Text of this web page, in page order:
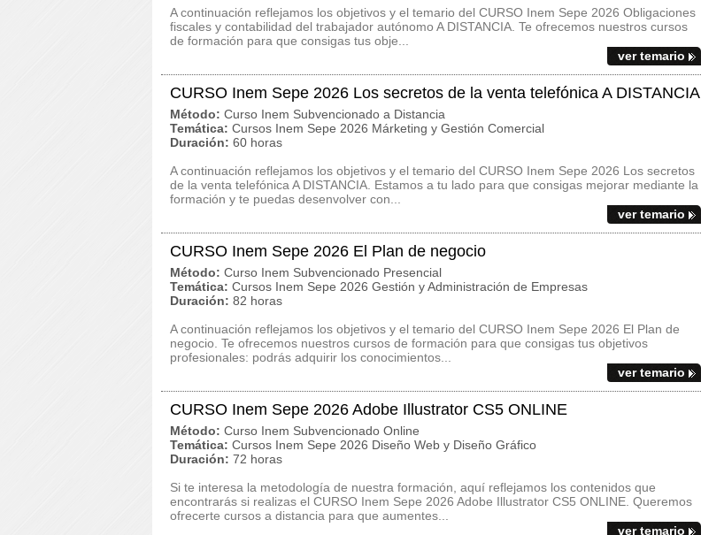
A continuación reflejamos los objetivos y el temario del CURSO Inem Sepe 2026 Obligaciones
fiscales y contabilidad del trabajador autónomo A DISTANCIA. Te ofrecemos nuestros cursos
de formación para que consigas tus obje...
ver temario
CURSO Inem Sepe 2026 Los secretos de la venta telefónica A DISTANCIA
Método: Curso Inem Subvencionado a Distancia
Temática: Cursos Inem Sepe 2026 Márketing y Gestión Comercial
Duración: 60 horas
A continuación reflejamos los objetivos y el temario del CURSO Inem Sepe 2026 Los secretos
de la venta telefónica A DISTANCIA. Estamos a tu lado para que consigas mejorar mediante la
formación y te puedas desenvolver con...
ver temario
CURSO Inem Sepe 2026 El Plan de negocio
Método: Curso Inem Subvencionado Presencial
Temática: Cursos Inem Sepe 2026 Gestión y Administración de Empresas
Duración: 82 horas
A continuación reflejamos los objetivos y el temario del CURSO Inem Sepe 2026 El Plan de
negocio. Te ofrecemos nuestros cursos de formación para que consigas tus objetivos
profesionales: podrás adquirir los conocimientos...
ver temario
CURSO Inem Sepe 2026 Adobe Illustrator CS5 ONLINE
Método: Curso Inem Subvencionado Online
Temática: Cursos Inem Sepe 2026 Diseño Web y Diseño Gráfico
Duración: 72 horas
Si te interesa la metodología de nuestra formación, aquí reflejamos los contenidos que
encontrarás si realizas el CURSO Inem Sepe 2026 Adobe Illustrator CS5 ONLINE. Queremos
ofrecerte cursos a distancia para que aumentes...
ver temario